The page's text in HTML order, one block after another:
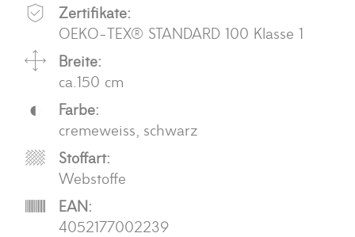
Zertifikate:
OEKO-TEX® STANDARD 100 Klasse 1
Breite:
ca.150 cm
Farbe:
cremeweiss, schwarz
Stoffart:
Webstoffe
EAN:
4052177002239